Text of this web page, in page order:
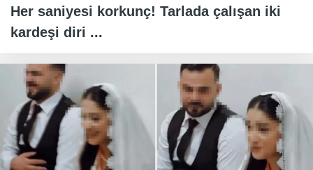
Her saniyesi korkunç! Tarlada çalışan iki
kardeşi diri ...